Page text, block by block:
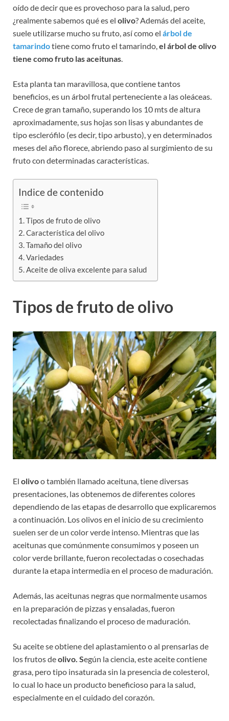
oído de decir que es provechoso para la salud, pero
¿realmente sabemos qué es el olivo? Además del aceite,
suele utilizarse mucho su fruto, así como el árbol de
tamarindotiene como fruto el tamarindo, el árbol de olivo
tiene como fruto las aceitunas
Esta planta tan maravillosa, que contiene tantos
beneficios, es un árbol frutal perteneciente a las oleáceas.
Crece de gran tamaño, superando los 10 mts de altura
aproximadamente, sus hojas son lisas y abundantes de
tipo esclerófilo (es decir, tipo arbusto), y en determinados
meses del año florece, abriendo paso al surgimiento de su
fruto con determinadas características.
Indice de contenido
Tipos de fruto de olivo
Característica del olivo
Tamaño del olivo
Variedades
Aceite de oliva excelente para salud
Tipos de fruto de olivo
El olivoo también llamado aceituna, tiene diversas
presentaciones, las obtenemos de diferentes colores
dependiendo de las etapas de desarrollo que explicaremos
a continuación. Los olivos en el inicio de su crecimiento
suelen ser de un color verde intenso. Mientras que las
aceitunas que comúnmente consumimos y poseen un
color verde brillante, fueron recolectadas o cosechadas
durante la etapa intermedia en el proceso de maduración.
Además, las aceitunas negras que normalmente usamos
en la preparación de pizzas y ensaladas, fueron
recolectadas finalizando el proceso de maduración.
Su aceite se obtiene del aplastamiento o al prensarlas de
los frutos deolivo. Según la ciencia, este aceite contiene
grasa, pero tipo insaturada sin la presencia de colesterol,
lo cual lo hace un producto beneficioso para la salud,
especialmente en el cuidado del corazón.